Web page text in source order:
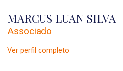
MARCUS LUAN SILVA
Associado
Ver perfil completo